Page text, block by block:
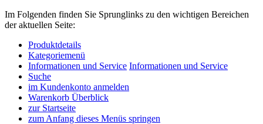
Im Folgenden finden Sie Sprunglinks zu den wichtigen Bereichen
der aktuellen Seite:
Produktdetails
Kategoriemenü
Informationen und Service Informationen und Service
Suche
im Kundenkonto anmelden
Warenkorb Überblick
zur Startseite
zum Anfang dieses Menüs springen